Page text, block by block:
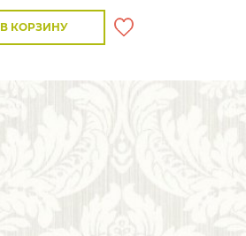
В КОРЗИНУ